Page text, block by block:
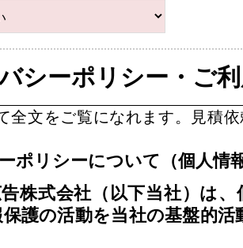
シーポリシー・ご
全文をご覧になれます。見積
ポリシーについて（個人情
株式会社（以下当社）は
保護の活動を当社の基盤的